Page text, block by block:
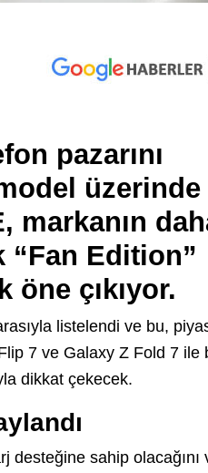
pazarını
üzerinde
, markanın
“Fan Edition”
öne çıkıyor.
listelendi ve bu,
7 ve Galaxy Z Fold 7 ile
dikkat çekecek.
desteğine sahip olacağını